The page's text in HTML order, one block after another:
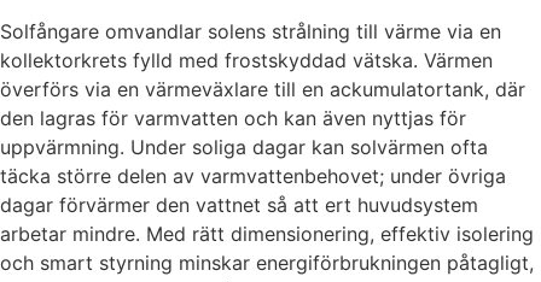
Solfångare omvandlar solens strålning till värme via en
kollektorkrets fylld med frostskyddad vätska. Värmen
överförs via en värmeväxlare till en ackumulatortank, där
den lagras för varmvatten och kan även nyttjas för
uppvärmning. Under soliga dagar kan solvärmen ofta
täcka större delen av varmvattenbehovet; under övriga
dagar förvärmer den vattnet så att ert huvudsystem
arbetar mindre. Med rätt dimensionering, effektiv isolering
och smart styrning minskar energiförbrukningen påtagligt,